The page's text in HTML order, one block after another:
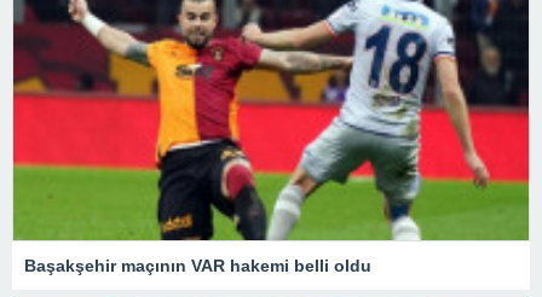
Başakşehir maçının VAR hakemi belli oldu